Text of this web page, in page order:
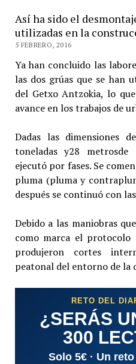
Así ha sido el
utilizadas en la
5 FEBRERO, 2016
Ya han concluido las
las dos grúas que se han
del Getxo Antzokia, lo
avance en los trabajos de
Dadas las dimensiones
toneladas y28
ejecutó por fases. Se
pluma (pluma y
después se continuó con
Debido a las maniobras
como marca el protocolo
produjeron cortes
peatonal del entorno de la
RETO DEL
¿SERÁS
300
Solo 5€ · Un